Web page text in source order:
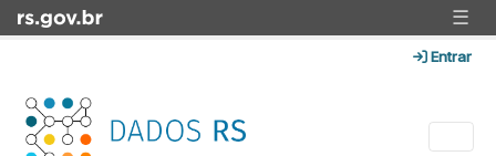
Skip to main content ☰
Entrar